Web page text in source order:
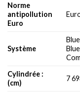
Norme
antipollution
Euro
Système
Cylindrée :
(cm)
7